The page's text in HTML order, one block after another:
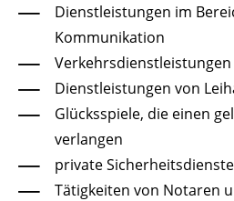
Dienstleistungen im
Kommunikation
Verkehrsdienstleistungen
Dienstleistungen von
Glücksspiele, die einen
verlangen
private
Tätigkeiten von Notaren